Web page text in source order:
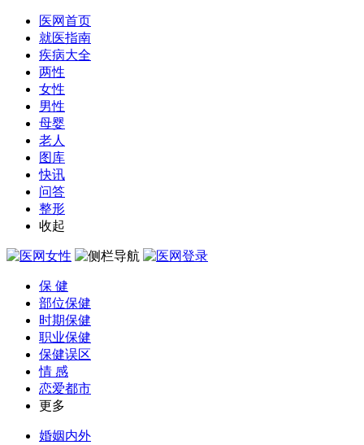
医网首页
就医指南
疾病大全
两性
女性
男性
母婴
老人
图库
快讯
问答
整形
收起
保 健
部位保健
时期保健
职业保健
保健误区
情 感
恋爱都市
更多
婚姻内外